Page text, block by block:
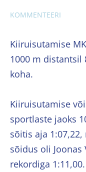
KOMMENTEERI
Kiiruisutamise
1000 m distantsil
koha.
Kiiruisutamise
sportlaste jaoks
sõitis aja
sõidus oli Joonas
rekordiga 1:11,00.